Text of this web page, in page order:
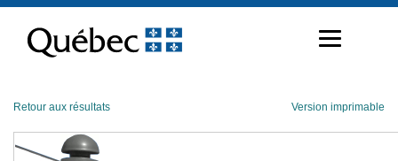
contenu
Retour aux résultats Version imprimable